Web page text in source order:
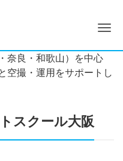
ナ
奈良・和歌山）を中心
空撮・運用をサポートし
スクール大阪